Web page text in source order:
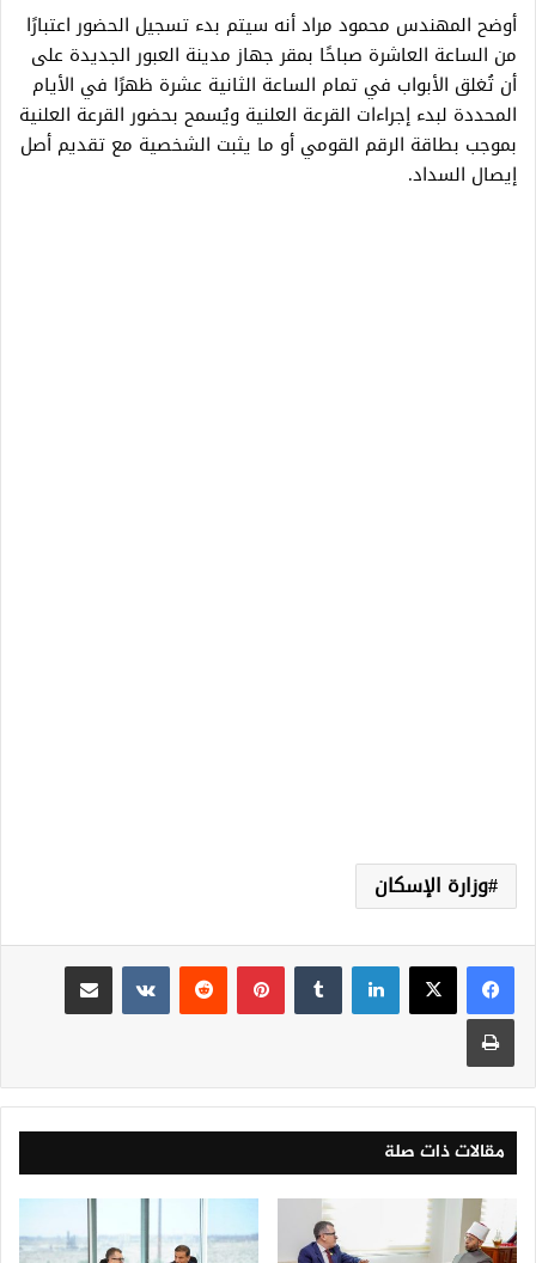
أوضح المهندس محمود مراد أنه سيتم بدء تسجيل الحضور اعتبارًا
من الساعة العاشرة صباحًا بمقر جهاز مدينة العبور الجديدة على
أن تُغلق الأبواب في تمام الساعة الثانية عشرة ظهرًا في الأيام
المحددة لبدء إجراءات القرعة العلنية ويُسمح بحضور القرعة العلنية
بموجب بطاقة الرقم القومي أو ما يثبت الشخصية مع تقديم أصل
إيصال السداد.
وزارة الإسكان
لينكدإن بينتيريست
مقالات ذات صلة